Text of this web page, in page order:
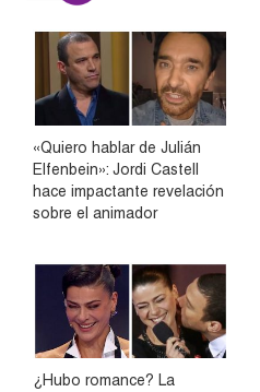
«Quiero hablar de Julián
Elfenbein»: Jordi Castell
hace impactante revelación
sobre el animador
¿Hubo romance? La